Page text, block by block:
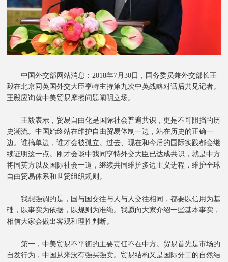
中国外交部网站消息：2018年7月30日，国务委员兼外交部长王
毅在北京同英国外交大臣亨特主持第九次中英战略对话后共见记者。
王毅应询就中美贸易摩擦问题阐明立场。
王毅表示，贸易自由化是国际社会普遍共识，更是不可阻挡的历
史潮流。中国始终站在维护自由贸易体制一边，站在历史的正确一
边。谁搞单边，谁才会被孤立。过去、现在和今后的国际实践都会继
续证明这一点。刚才会谈中我同亨特外交大臣已达成共识，就是中方
将同英方以及国际社会一道，继续共同维护多边主义进程，维护全球
自由贸易体系和世贸组织规则。
我想强调的是，国与国交往与人与人交往相同，都要以信用为基
础，以事实为依据，以规则为准绳。我愿向大家介绍一些基本事实，
相信大家会做出客观和理性判断。
第一，中美贸易不平衡的主要责任不在中方。贸易首先是市场的
自发行为，中国从来没有强买强卖。贸易结构又是国际分工的自然结